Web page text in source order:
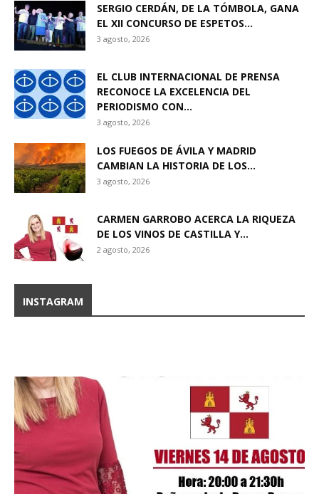
SERGIO CERDÁN, DE LA TÓMBOLA, GANA
EL XII CONCURSO DE ESPETOS...
3 agosto, 2026
EL CLUB INTERNACIONAL DE PRENSA
RECONOCE LA EXCELENCIA DEL
PERIODISMO CON...
3 agosto, 2026
LOS FUEGOS DE ÁVILA Y MADRID
CAMBIAN LA HISTORIA DE LOS...
3 agosto, 2026
CARMEN GARROBO ACERCA LA RIQUEZA
DE LOS VINOS DE CASTILLA Y...
2 agosto, 2026
INSTAGRAM